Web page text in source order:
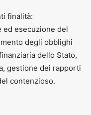
finalità:
ed esecuzione del
degli obblighi
dello Stato,
gestione dei rapporti
contenzioso.